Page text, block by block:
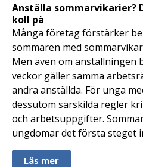
Anställa sommarvikarier?
koll på
Många företag förstärker
sommaren med
Men även om anställningen
veckor gäller samma
andra anställda. För unga
dessutom särskilda regler
och arbetsuppgifter.
ungdomar det första steget
Läs mer